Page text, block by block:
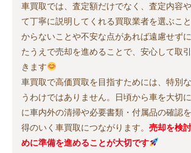
車買取では、査定額だけでなく、査定内容
て丁寧に説明してくれる買取業者を選ぶこ
からないことや不安な点があれば遠慮せず
たうえで売却を進めることで、安心して取
きます
車買取で高価買取を目指すためには、特別
うわけではありません。日頃から車を大切
に車内外の清掃や必要書類・付属品の確認
得のいく車買取につながります。 売却を検
めに準備を進めることが大切です